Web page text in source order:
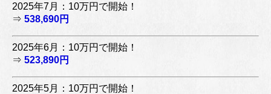
2025年7月：10万円で開始！
⇒ 538,690円
2025年6月：10万円で開始！
⇒ 523,890円
2025年5月：10万円で開始！